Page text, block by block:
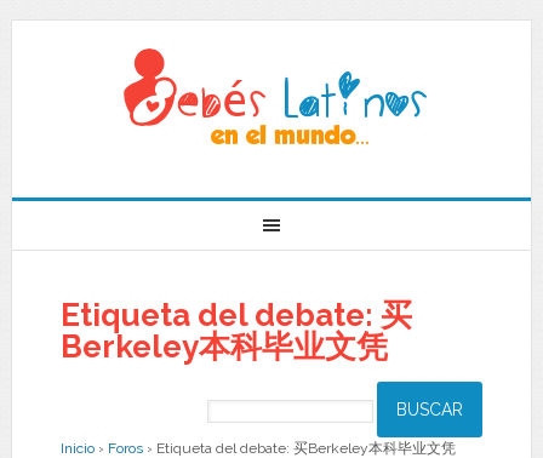
Etiqueta del debate: 买
Berkeley本科毕业文凭
Inicio › Foros › Etiqueta del debate: 买Berkeley本科毕业文凭